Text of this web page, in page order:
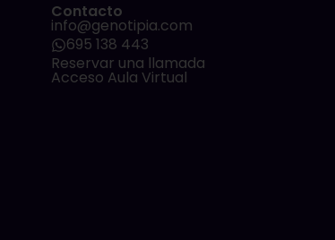
Contacto
info@genotipia.com
695 138 443
Reservar una llamada
Acceso Aula Virtual